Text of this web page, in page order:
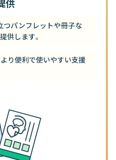
供
つパンフレットや冊子な
供します。
り便利で使いやすい支援